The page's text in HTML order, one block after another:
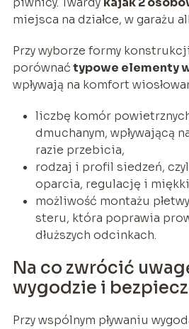
miejsca na działce, w garażu
Przy wyborze formy
porównaćtypowe elementy
wpływają na komfort
liczbę komór
dmuchanym, wpływającą
razie przebicia,
rodzaj i profil siedzeń,
oparcia, regulację i
możliwość montażu
steru, która poprawia
dłuższych odcinkach.
Na co zwrócić
wygodzie i
Przy wspólnym pływaniu